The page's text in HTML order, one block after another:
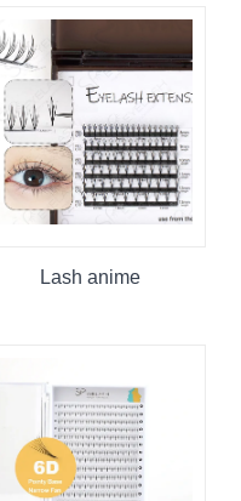
Lash anime